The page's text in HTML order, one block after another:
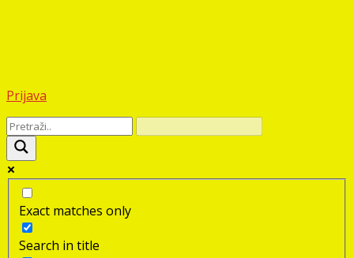
Prijava
Exact matches only
Search in title